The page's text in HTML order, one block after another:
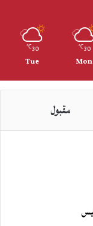
30
℃
Mon
30
℃
Tue
مقبول